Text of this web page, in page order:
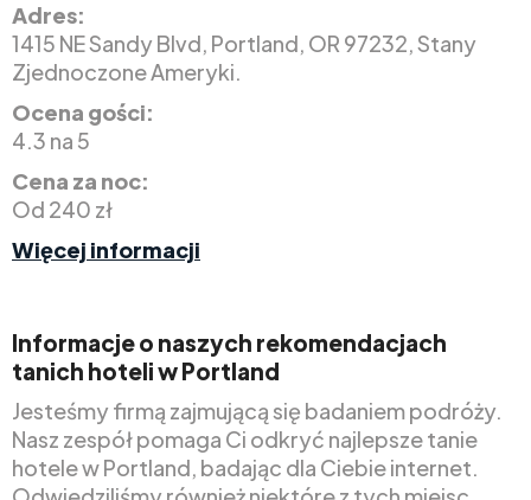
Adres:
1415 NE Sandy Blvd, Portland, OR 97232, Stany
Zjednoczone Ameryki.
Ocena gości:
4.3 na 5
Cena za noc:
Od 240 zł
Więcej informacji
Informacje o naszych rekomendacjach
tanich hoteli w Portland
Jesteśmy firmą zajmującą się badaniem podróży.
Nasz zespół pomaga Ci odkryć najlepsze tanie
hotele w Portland, badając dla Ciebie internet.